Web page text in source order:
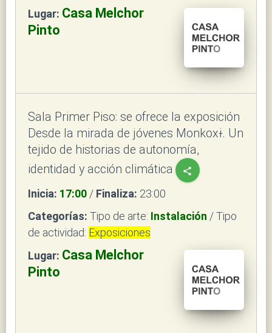
Lugar: Casa Melchor
Pinto
Sala Primer Piso: se ofrece la exposición
Desde la mirada de jóvenes Monkoxɨ. Un
tejido de historias de autonomía,
identidad y acción climática
share
Inicia: 17:00 / Finaliza: 23:00
Categorías: Tipo de arte: Instalación / Tipo
de actividad: Exposiciones
Lugar: Casa Melchor
Pinto